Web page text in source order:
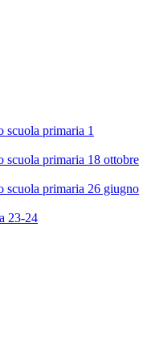
scuola primaria 1
scuola primaria 18 ottobre
scuola primaria 26 giugno
23-24